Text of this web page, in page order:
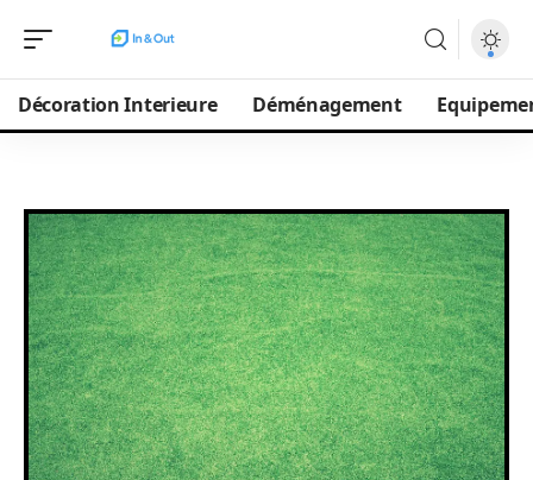
Décoration Interieure Déménagement